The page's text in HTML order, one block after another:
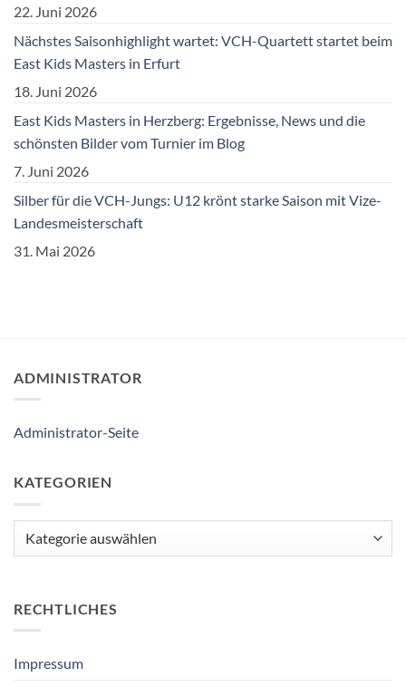
22. Juni 2026
Nächstes Saisonhighlight wartet: VCH-Quartett startet beim
East Kids Masters in Erfurt
18. Juni 2026
East Kids Masters in Herzberg: Ergebnisse, News und die
schönsten Bilder vom Turnier im Blog
7. Juni 2026
Silber für die VCH-Jungs: U12 krönt starke Saison mit Vize-
Landesmeisterschaft
31. Mai 2026
ADMINISTRATOR
Administrator-Seite
KATEGORIEN
RECHTLICHES
Impressum